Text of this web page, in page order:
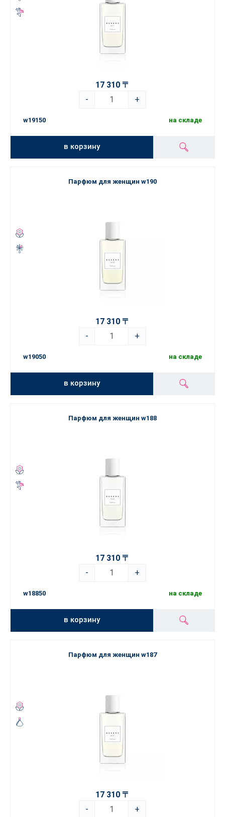
17 310 〒
-
+
w19150 на складе
в корзину
Парфюм для женщин w190
17 310 〒
-
+
w19050 на складе
в корзину
Парфюм для женщин w188
17 310 〒
-
+
w18850 на складе
в корзину
Парфюм для женщин w187
17 310 〒
-
+